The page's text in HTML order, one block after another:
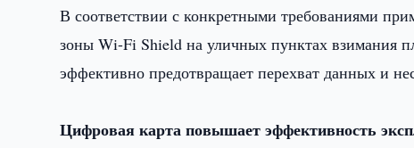
В соответствии с конкретными требованиями
зоны Wi-Fi Shield на уличных пунктах взимания
эффективно предотвращает перехват данных и
Цифровая карта повышает эффективность